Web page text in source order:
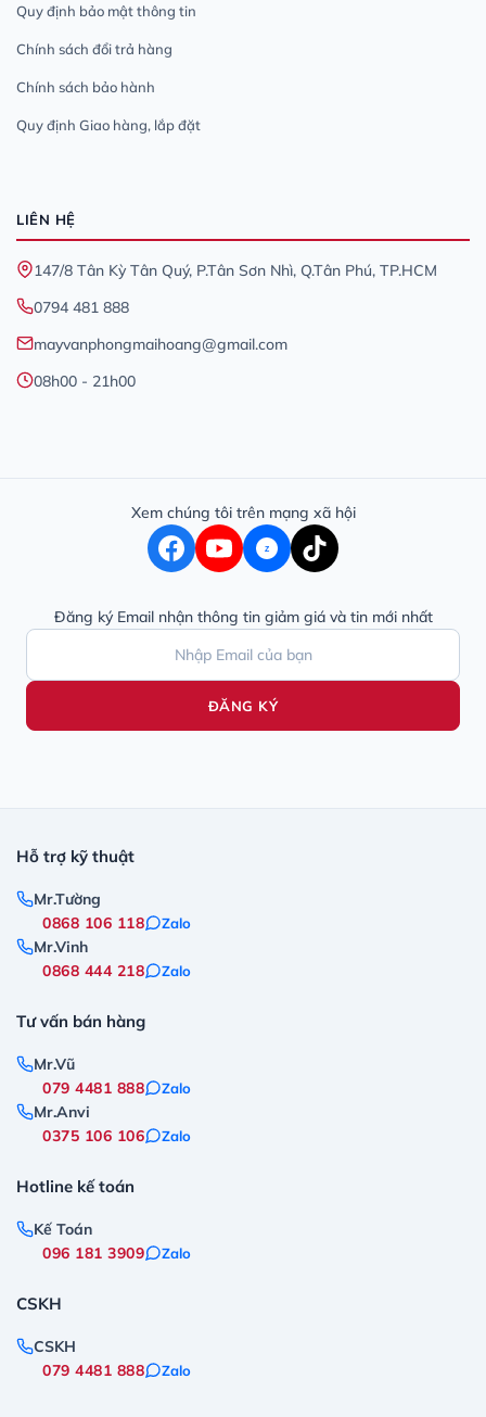
Quy định bảo mật thông tin
Chính sách đổi trả hàng
Chính sách bảo hành
Quy định Giao hàng, lắp đặt
LIÊN HỆ
147/8 Tân Kỳ Tân Quý, P.Tân Sơn Nhì, Q.Tân Phú, TP.HCM
0794 481 888
mayvanphongmaihoang@gmail.com
08h00 - 21h00
Xem chúng tôi trên mạng xã hội
Z
Đăng ký Email nhận thông tin giảm giá và tin mới nhất
ĐĂNG KÝ
Hỗ trợ kỹ thuật
Mr.Tường
0868 106 118
Zalo
Mr.Vinh
0868 444 218
Zalo
Tư vấn bán hàng
Mr.Vũ
079 4481 888
Zalo
Mr.Anvi
0375 106 106
Zalo
Hotline kế toán
Kế Toán
096 181 3909
Zalo
CSKH
CSKH
079 4481 888
Zalo